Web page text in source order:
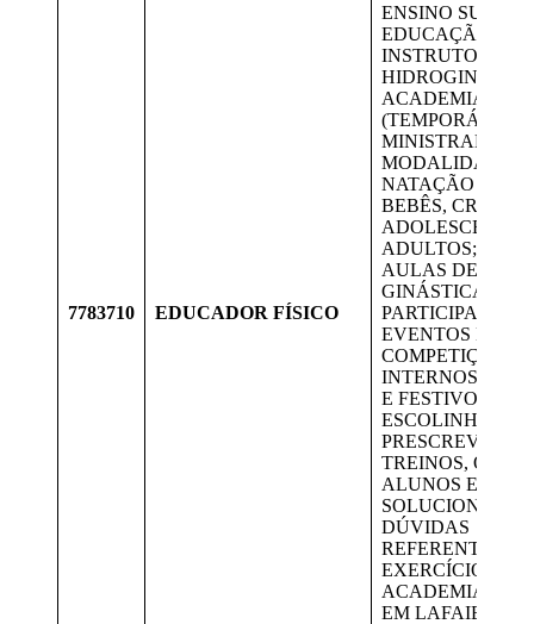
7783710 EDUCADOR FÍSICO
ENSINO
EDUCAÇÃO
INSTRUTOR DE
ACADEMIA
(TEMPORÁRIA)
MINISTRAR
MODALIDADE
NATAÇÃO PARA
BEBÊS,
ADULTOS;
AULAS DE
GINÁSTICA;
PARTICIPAR DE
EVENTOS E
COMPETIÇÕES
INTERNOS,
E FESTIVOS DA
ESCOLINHA;
PRESCREVER
TREINOS,
ALUNOS E
SOLUCIONAR
DÚVIDAS
REFERENTES
EXERCÍCIOS NA
ACADEMIA.
EM LAFAIETE